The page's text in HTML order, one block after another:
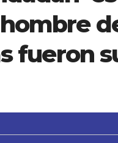
fueron